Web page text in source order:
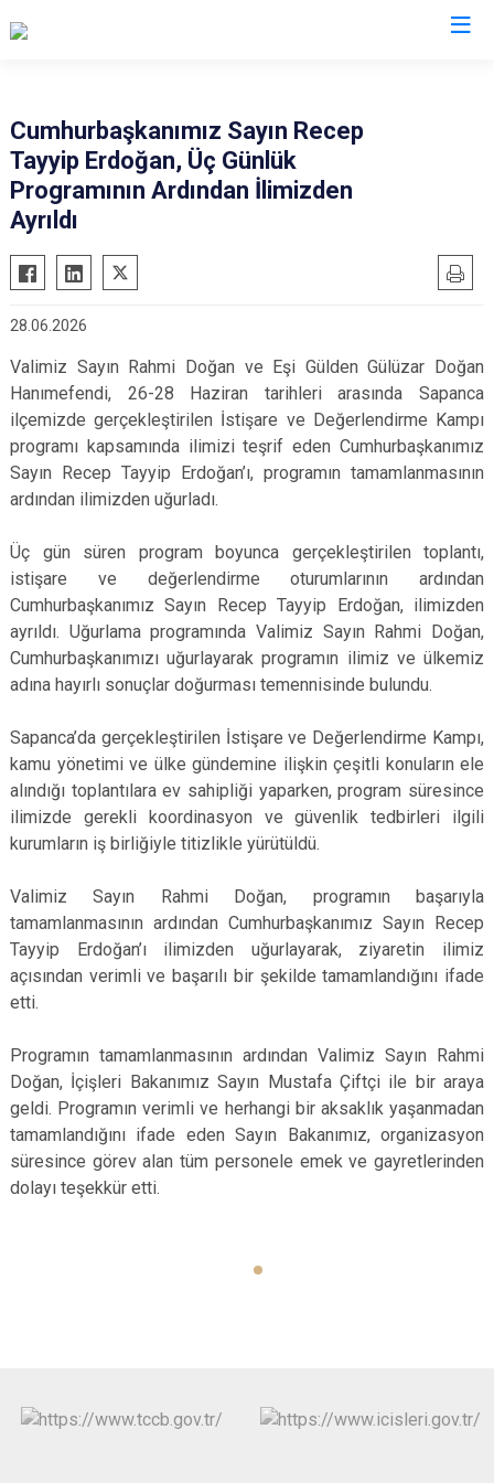
Cumhurbaşkanımız Sayın Recep
Tayyip Erdoğan, Üç Günlük
Programının Ardından İlimizden
Ayrıldı
28.06.2026
Valimiz Sayın Rahmi Doğan ve Eşi Gülden Gülüzar Doğan
Hanımefendi, 26-28 Haziran tarihleri arasında Sapanca
ilçemizde gerçekleştirilen İstişare ve Değerlendirme Kampı
programı kapsamında ilimizi teşrif eden Cumhurbaşkanımız
Sayın Recep Tayyip Erdoğan’ı, programın tamamlanmasının
ardından ilimizden uğurladı.
Üç gün süren program boyunca gerçekleştirilen toplantı,
istişare ve değerlendirme oturumlarının ardından
Cumhurbaşkanımız Sayın Recep Tayyip Erdoğan, ilimizden
ayrıldı. Uğurlama programında Valimiz Sayın Rahmi Doğan,
Cumhurbaşkanımızı uğurlayarak programın ilimiz ve ülkemiz
adına hayırlı sonuçlar doğurması temennisinde bulundu.
Sapanca’da gerçekleştirilen İstişare ve Değerlendirme Kampı,
kamu yönetimi ve ülke gündemine ilişkin çeşitli konuların ele
alındığı toplantılara ev sahipliği yaparken, program süresince
ilimizde gerekli koordinasyon ve güvenlik tedbirleri ilgili
kurumların iş birliğiyle titizlikle yürütüldü.
Valimiz Sayın Rahmi Doğan, programın başarıyla
tamamlanmasının ardından Cumhurbaşkanımız Sayın Recep
Tayyip Erdoğan’ı ilimizden uğurlayarak, ziyaretin ilimiz
açısından verimli ve başarılı bir şekilde tamamlandığını ifade
etti.
Programın tamamlanmasının ardından Valimiz Sayın Rahmi
Doğan, İçişleri Bakanımız Sayın Mustafa Çiftçi ile bir araya
geldi. Programın verimli ve herhangi bir aksaklık yaşanmadan
tamamlandığını ifade eden Sayın Bakanımız, organizasyon
süresince görev alan tüm personele emek ve gayretlerinden
dolayı teşekkür etti.